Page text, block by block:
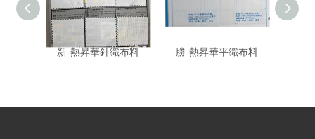
新-熱昇華針織布料 勝-熱昇華平織布料